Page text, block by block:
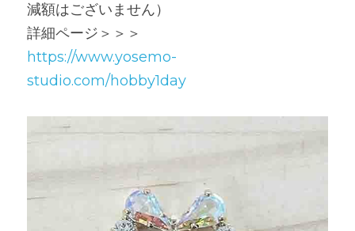
減額はございません）
詳細ページ＞＞＞
https://www.yosemo-
studio.com/hobby1day